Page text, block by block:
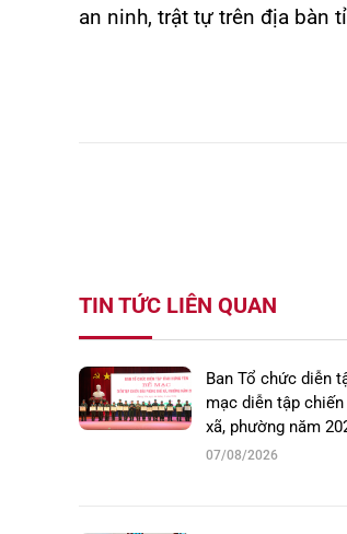
an ninh, trật tự trên địa bàn
TIN TỨC LIÊN QUAN
Ban Tổ chức diễn
mạc diễn tập
xã, phường năm
07/08/2026